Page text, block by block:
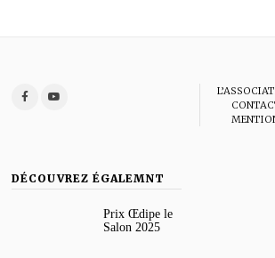
DÉCOUVREZ ÉGALEMNT
Prix Œdipe le
Salon 2025